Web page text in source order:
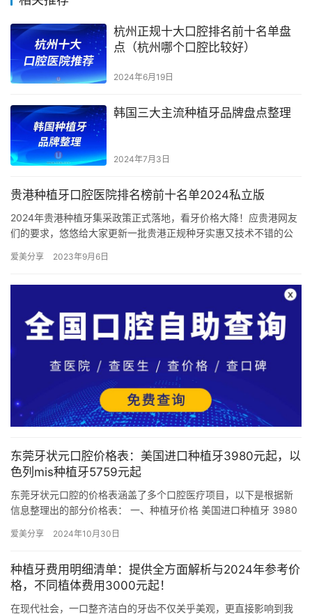
杭州正规十大口腔排名前十名单盘
点（杭州哪个口腔比较好）
2024年6月19日
韩国三大主流种植牙品牌盘点整理
2024年7月3日
贵港种植牙口腔医院排名榜前十名单2024私立版
2024年贵港种植牙集采政策正式落地，看牙价格大降！应贵港网友
们的要求，悠悠给大家更新一批贵港正规种牙实惠又技术不错的公
为…
爱美分享 2023年9月6日
东莞牙状元口腔价格表：美国进口种植牙3980元起，以
色列mis种植牙5759元起
东莞牙状元口腔的价格表涵盖了多个口腔医疗项目，以下是根据新
信息整理出的部分价格表： 一、种植牙价格 美国进口种植牙 3980
爱美分享 2024年10月30日
种植牙费用明细清单：提供全方面解析与2024年参考价
格，不同植体费用3000元起！
在现代社会，一口整齐洁白的牙齿不仅关乎美观，更直接影响到我